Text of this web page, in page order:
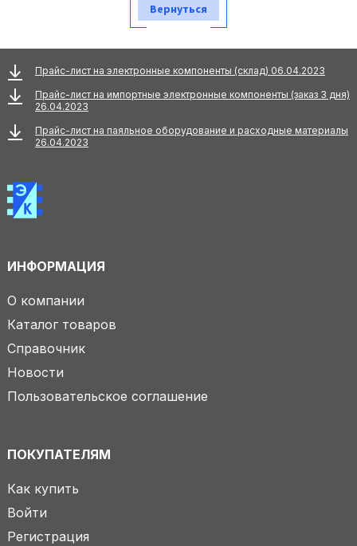
Вернуться
Прайс-лист на электронные компоненты (склад) 06.04.2023
Прайс-лист на импортные электронные компоненты (заказ 3 дня)
26.04.2023
Прайс-лист на паяльное оборудование и расходные материалы
26.04.2023
ИНФОРМАЦИЯ
О компании
Каталог товаров
Справочник
Новости
Пользовательское соглашение
ПОКУПАТЕЛЯМ
Как купить
Войти
Регистрация